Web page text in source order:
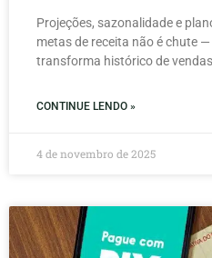
Projeções, sazonalidade e
metas de receita não é chute
transforma histórico de
CONTINUE LENDO »
4 de novembro de 2025